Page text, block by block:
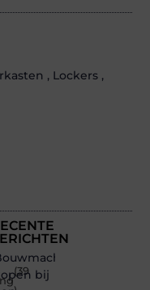
, Lockers ,
(39 bij